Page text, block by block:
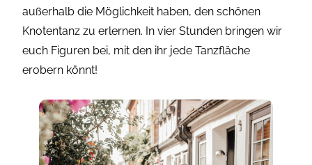
außerhalb die Möglichkeit haben, den schönen
Knotentanz zu erlernen. In vier Stunden bringen wir
euch Figuren bei, mit den ihr jede Tanzfläche
erobern könnt!